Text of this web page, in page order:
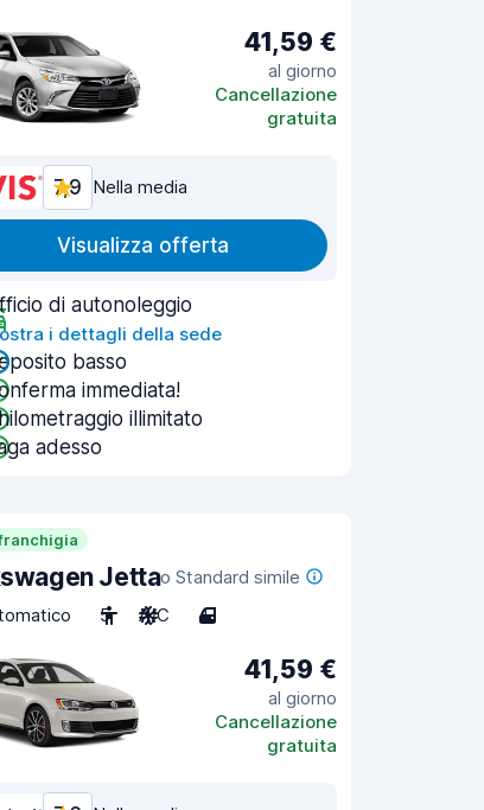
41,59 €
al giorno
Cancellazione
gratuita
7,9 Nella media
Visualizza offerta
di autonoleggio
i dettagli della sede
basso
immediata!
illimitato
adesso
Jettao Standard simile
5 A/C 4
41,59 €
al giorno
Cancellazione
gratuita